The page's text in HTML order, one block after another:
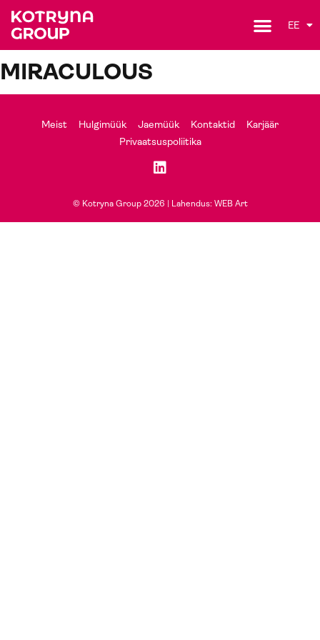
EE
MIRACULOUS
Meist Hulgimüük Jaemüük Kontaktid
Karjäär
Privaatsuspoliitika
© Kotryna Group 2026 | Lahendus: WEB Art